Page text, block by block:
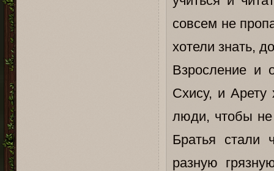
совсем не
хотели знать,
Взросление и
Схису, и Арету
люди, чтобы не
Братья стали
разную